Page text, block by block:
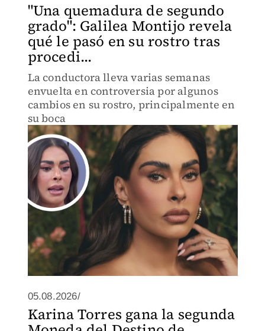
"Una quemadura de segundo
grado": Galilea Montijo revela
qué le pasó en su rostro tras
procedi...
La conductora lleva varias semanas
envuelta en controversia por algunos
cambios en su rostro, principalmente en
su boca
05.08.2026/
Karina Torres gana la segunda